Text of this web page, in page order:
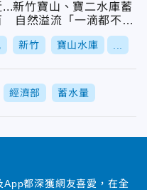
新竹寶山、寶二水庫蓄
自然溢流「一滴都不浪
新竹 寶山水庫
經濟部 蓄水量
都深獲網友喜愛，在全